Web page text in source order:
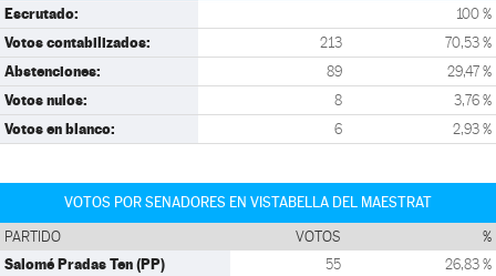
Escrutado: 100 %
Votos contabilizados: 213 70,53 %
Abstenciones: 89 29,47 %
Votos nulos: 8 3,76 %
Votos en blanco: 6 2,93 %
VOTOS POR SENADORES EN VISTABELLA DEL MAESTRAT
PARTIDO VOTOS %
Salomé Pradas Ten (PP) 55 26,83 %